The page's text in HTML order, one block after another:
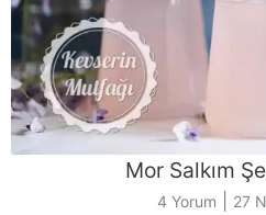
Mor Salkım
4 Yorum 27